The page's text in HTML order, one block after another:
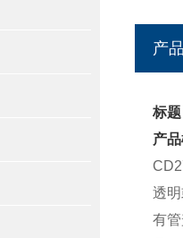
产
标
产
透
有